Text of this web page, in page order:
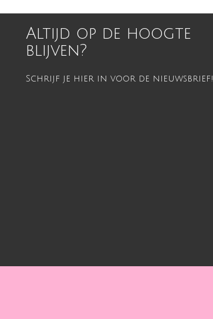
Altijd op de hoogte
blijven?
Schrijf je hier in voor de nieuwsbrief!